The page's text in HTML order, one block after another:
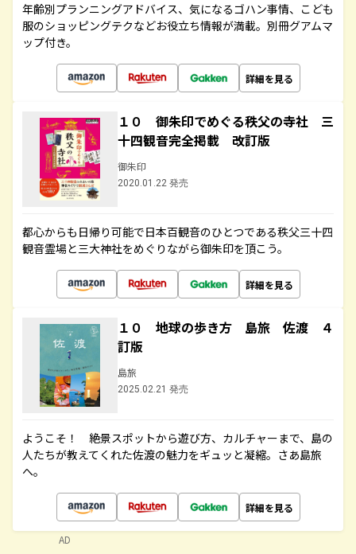
年齢別プランニングアドバイス、気になるゴハン事情、こども
服のショッピングテクなどお役立ち情報が満載。別冊グアムマ
ップ付き。
詳細を見る
１０ 御朱印でめぐる秩父の寺社 三
十四観音完全掲載 改訂版
御朱印
2020.01.22 発売
都心からも日帰り可能で日本百観音のひとつである秩父三十四
観音霊場と三大神社をめぐりながら御朱印を頂こう。
詳細を見る
１０ 地球の歩き方 島旅 佐渡 ４
訂版
島旅
2025.02.21 発売
ようこそ！ 絶景スポットから遊び方、カルチャーまで、島の
人たちが教えてくれた佐渡の魅力をギュッと凝縮。さあ島旅
へ。
詳細を見る
AD